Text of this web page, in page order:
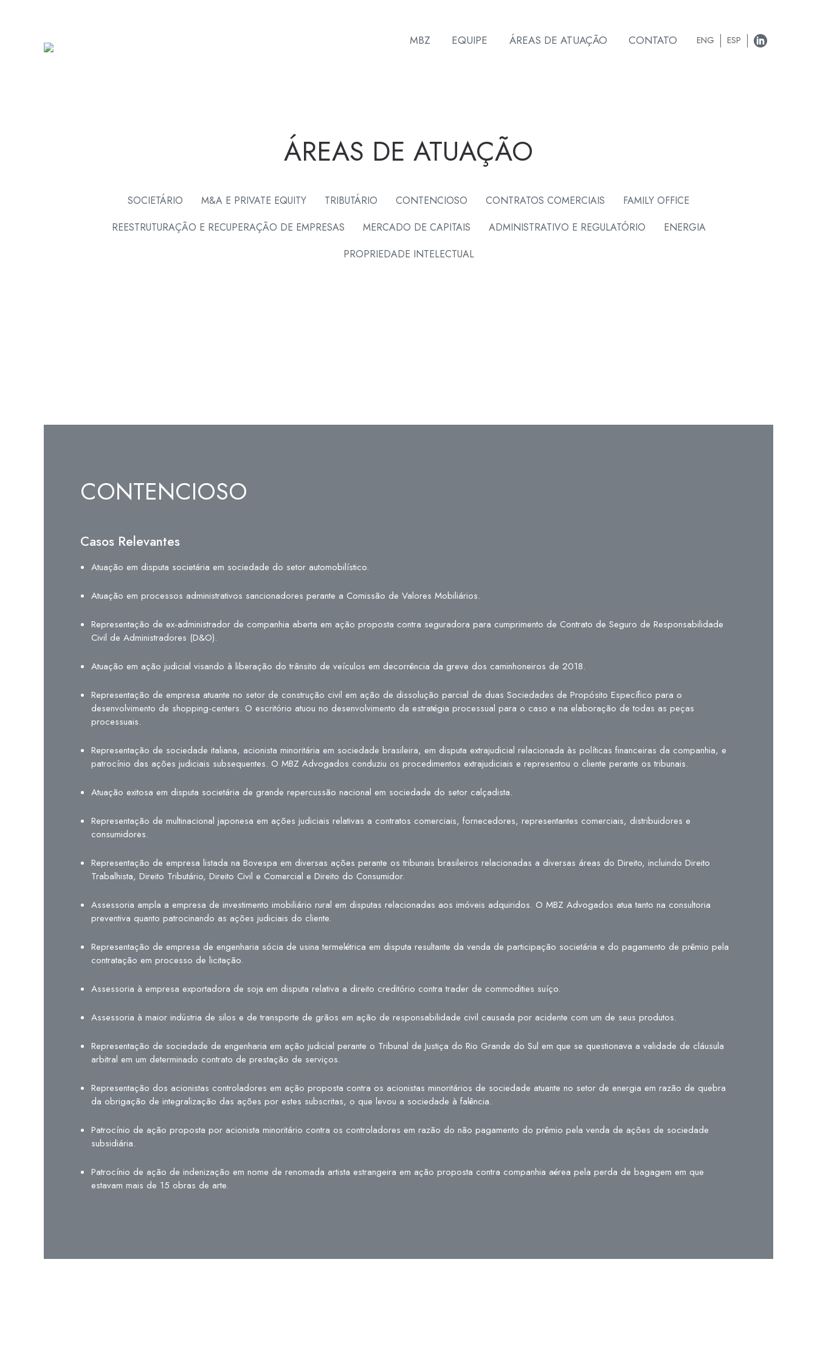
MBZ EQUIPE ÁREAS DE ATUAÇÃO CONTATO ENG ESP
ÁREAS DE ATUAÇÃO
SOCIETÁRIO M&A E PRIVATE EQUITY TRIBUTÁRIO CONTENCIOSO CONTRATOS COMERCIAIS
FAMILY OFFICE
REESTRUTURAÇÃO E RECUPERAÇÃO DE EMPRESAS
MERCADO DE CAPITAIS ADMINISTRATIVO E REGULATÓRIO
ENERGIA
PROPRIEDADE INTELECTUAL
CONTENCIOSO
Casos Relevantes
Atuação em disputa societária em sociedade do setor automobilístico.
Atuação em processos administrativos sancionadores perante a Comissão de Valores Mobiliários.
Representação de ex-administrador de companhia aberta em ação proposta contra seguradora para cumprimento de Contrato de Seguro de Responsabilidade
Civil de Administradores (D&O).
Atuação em ação judicial visando à liberação do trânsito de veículos em decorrência da greve dos caminhoneiros de 2018.
Representação de empresa atuante no setor de construção civil em ação de dissolução parcial de duas Sociedades de Propósito Específico para o
desenvolvimento de shopping-centers. O escritório atuou no desenvolvimento da estratégia processual para o caso e na elaboração de todas as peças
processuais.
Representação de sociedade italiana, acionista minoritária em sociedade brasileira, em disputa extrajudicial relacionada às políticas financeiras da companhia, e
patrocínio das ações judiciais subsequentes. O MBZ Advogados conduziu os procedimentos extrajudiciais e representou o cliente perante os tribunais.
Atuação exitosa em disputa societária de grande repercussão nacional em sociedade do setor calçadista.
Representação de multinacional japonesa em ações judiciais relativas a contratos comerciais, fornecedores, representantes comerciais, distribuidores e
consumidores.
Representação de empresa listada na Bovespa em diversas ações perante os tribunais brasileiros relacionadas a diversas áreas do Direito, incluindo Direito
Trabalhista, Direito Tributário, Direito Civil e Comercial e Direito do Consumidor.
Assessoria ampla a empresa de investimento imobiliário rural em disputas relacionadas aos imóveis adquiridos. O MBZ Advogados atua tanto na consultoria
preventiva quanto patrocinando as ações judiciais do cliente.
Representação de empresa de engenharia sócia de usina termelétrica em disputa resultante da venda de participação societária e do pagamento de prêmio pela
contratação em processo de licitação.
Assessoria à empresa exportadora de soja em disputa relativa a direito creditório contra trader de commodities suíço.
Assessoria à maior indústria de silos e de transporte de grãos em ação de responsabilidade civil causada por acidente com um de seus produtos.
Representação de sociedade de engenharia em ação judicial perante o Tribunal de Justiça do Rio Grande do Sul em que se questionava a validade de cláusula
arbitral em um determinado contrato de prestação de serviços.
Representação dos acionistas controladores em ação proposta contra os acionistas minoritários de sociedade atuante no setor de energia em razão de quebra
da obrigação de integralização das ações por estes subscritas, o que levou a sociedade à falência.
Patrocínio de ação proposta por acionista minoritário contra os controladores em razão do não pagamento do prêmio pela venda de ações de sociedade
subsidiária.
Patrocínio de ação de indenização em nome de renomada artista estrangeira em ação proposta contra companhia aérea pela perda de bagagem em que
estavam mais de 15 obras de arte.